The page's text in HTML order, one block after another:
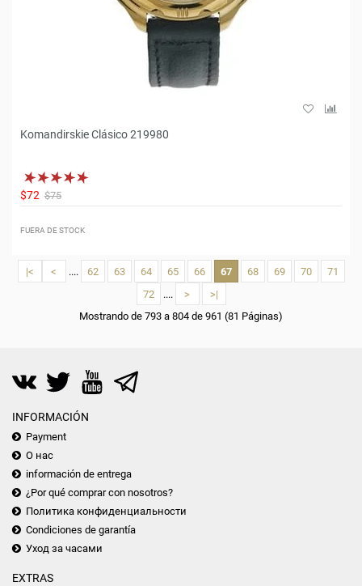
Komandirskie Clásico 219980
$72 $75
FUERA DE STOCK
|< < .... 62 63 64 65 66 67 68 69 70
71
72
.... >
>|
Mostrando de 793 a 804 de 961 (81 Páginas)
INFORMACIÓN
Payment
О нас
información de entrega
¿Por qué comprar con nosotros?
Политика конфиденциальности
Condiciones de garantía
Уход за часами
EXTRAS